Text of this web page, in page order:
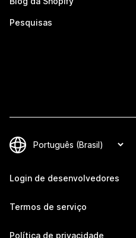
Pesquisas
Login de desenvolvedores
Termos de serviço
Política de privacidade